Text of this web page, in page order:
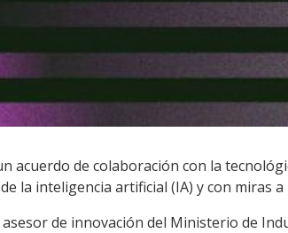
acuerdo de colaboración con la
la inteligencia artificial (IA) y con miras
de innovación del Ministerio de